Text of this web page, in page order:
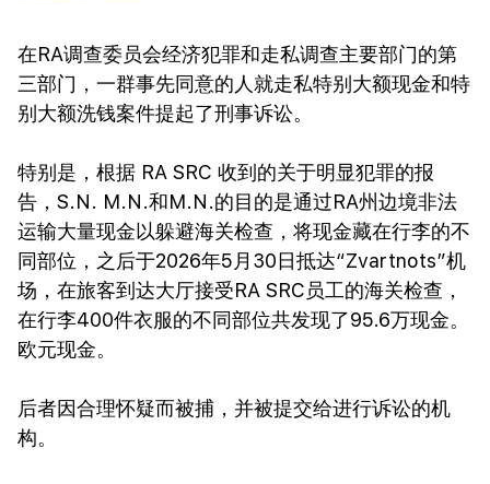
在RA调查委员会经济犯罪和走私调查主要部门的第
三部门，一群事先同意的人就走私特别大额现金和特
别大额洗钱案件提起了刑事诉讼。
特别是，根据 RA SRC 收到的关于明显犯罪的报
告，S.N. M.N.和M.N.的目的是通过RA州边境非法
运输大量现金以躲避海关检查，将现金藏在行李的不
同部位，之后于2026年5月30日抵达“Zvartnots”机
场，在旅客到达大厅接受RA SRC员工的海关检查，
在行李400件衣服的不同部位共发现了95.6万现金。
欧元现金。
后者因合理怀疑而被捕，并被提交给进行诉讼的机
构。